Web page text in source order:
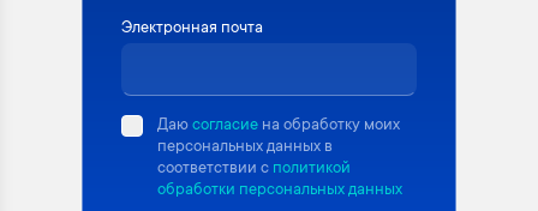
Электронная почта
Даюсогласие на обработку моих
персональных данных в
соответствии с политикой
обработки персональных данных